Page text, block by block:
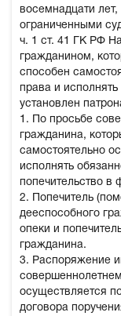
восемнадцати
ограниченными
ч. 1 ст. 41 ГК РФ
гражданином,
способен
права и
установлен
1. По просьбе
гражданина,
самостоятельно
исполнять
попечительство в
2. Попечитель
дееспособного
опеки и
гражданина.
3. Распоряжение
осуществляется
договора